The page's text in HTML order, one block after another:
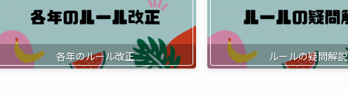
各年のルール改正 ルールの疑問解説